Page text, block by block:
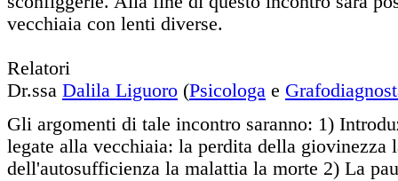
vecchiaia con lenti diverse.
Relatori
Dr.ssa Dalila Liguoro (Psicologa e
Gli argomenti di tale incontro saranno: 1)
legate alla vecchiaia: la perdita della giovinezza
dell'autosufficienza la malattia la morte 2) La